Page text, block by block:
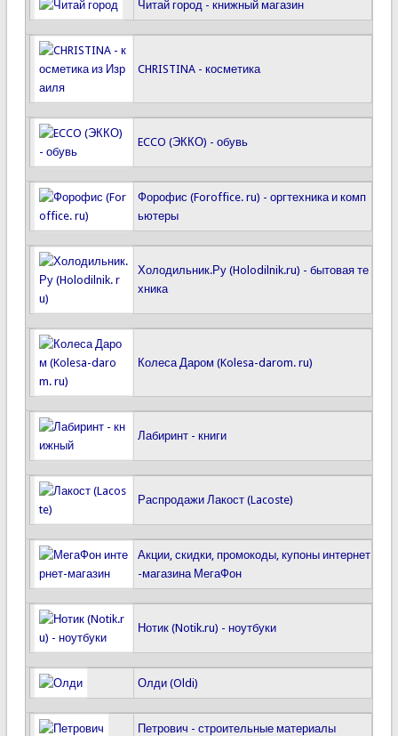
Читай город - книжный магазин
CHRISTINA - косметика
ECCO (ЭККО) - обувь
Форофис (Foroffice. ru) - оргтехника и комп
ьютеры
Холодильник.Ру (Holodilnik.ru) - бытовая те
хника
Колеса Даром (Kolesa-darom. ru)
Лабиринт - книги
Распродажи Лакост (Lacoste)
Акции, скидки, промокоды, купоны интернет
-магазина МегаФон
Нотик (Notik.ru) - ноутбуки
Олди (Oldi)
Петрович - строительные материалы